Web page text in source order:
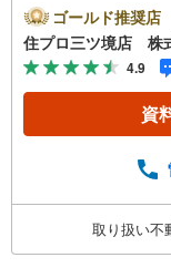
泉区・戸塚
です！ 最新
お気軽にお問合せ
提案システ
る【丁寧
案書の作
加入でき
後から始ま
【老後の費
な部分を明
ゴールド推奨店
住プロ三ツ境店 株
4.9
資
取り扱い不